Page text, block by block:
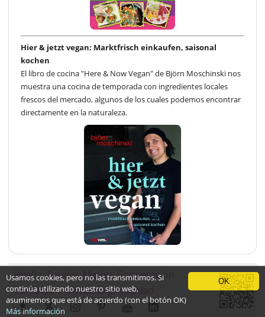
Hier & jetzt vegan: Marktfrisch einkaufen, saisonal
kochen
El libro de cocina "Here & Now Vegan" de Björn Moschinski nos
muestra una cocina de temporada con ingredientes locales
frescos del mercado, algunos de los cuales podemos encontrar
directamente en la naturaleza.
HuellaEquipoMisiónCooperación
ContactoPolítica de privacidad
OK
Usamos cookies, pero no las transmitimos. Si
continúa utilizando nuestro sitio web,
asumiremos que está de acuerdo (con el botón OK)
Más información